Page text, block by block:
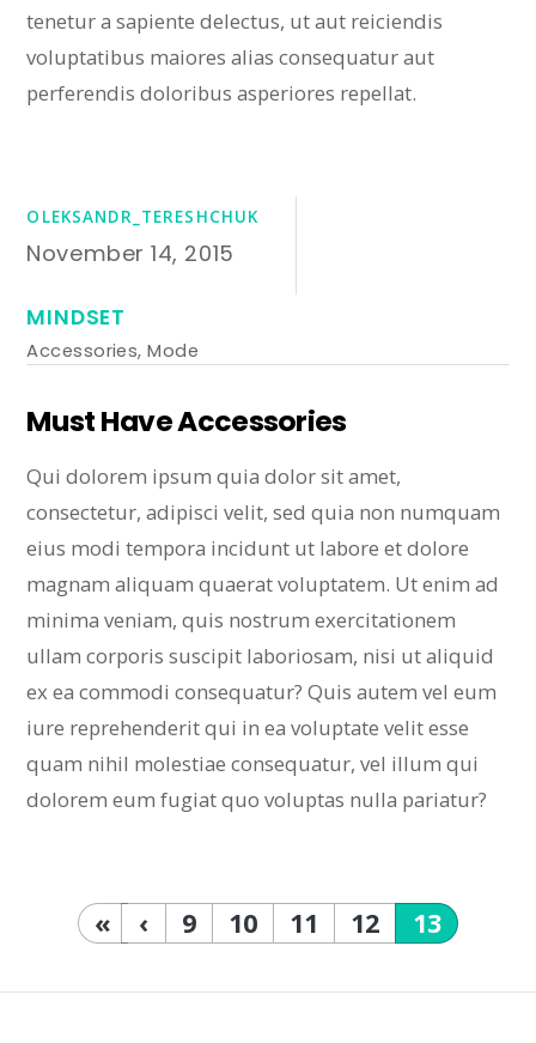
tenetur a sapiente delectus, ut aut reiciendis
voluptatibus maiores alias consequatur aut
perferendis doloribus asperiores repellat.
OLEKSANDR_TERESHCHUK
November 14, 2015
MINDSET
Accessories,Mode
Must Have Accessories
Qui dolorem ipsum quia dolor sit amet,
consectetur, adipisci velit, sed quia non numquam
eius modi tempora incidunt ut labore et dolore
magnam aliquam quaerat voluptatem. Ut enim ad
minima veniam, quis nostrum exercitationem
ullam corporis suscipit laboriosam, nisi ut aliquid
ex ea commodi consequatur? Quis autem vel eum
iure reprehenderit qui in ea voluptate velit esse
quam nihil molestiae consequatur, vel illum qui
dolorem eum fugiat quo voluptas nulla pariatur?
« ‹ 9 10 11 12 13